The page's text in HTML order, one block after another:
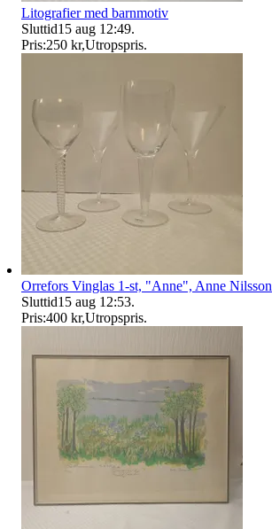
Litografier med barnmotiv
Sluttid15 aug 12:49.
Pris:250 kr,Utropspris.
Orrefors Vinglas 1-st, "Anne", Anne Nilsson
Sluttid15 aug 12:53.
Pris:400 kr,Utropspris.